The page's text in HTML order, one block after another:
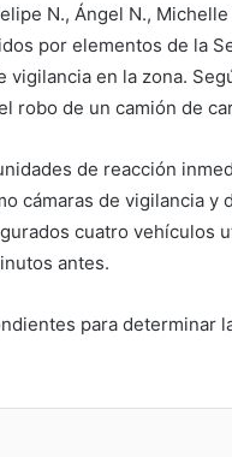
N., Ángel N.,
por elementos de la
en la zona.
robo de un camión de
de reacción
cámaras de vigilancia y
cuatro vehículos
antes.
para determinar